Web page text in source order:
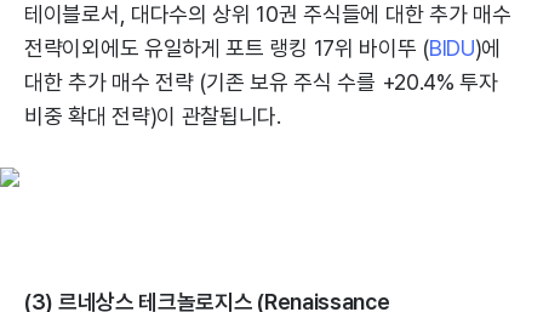
테이블로서, 대다수의 상위 10권 주식들에 대한 추가 매수
전략이외에도 유일하게 포트 랭킹 17위 바이뚜 (BIDU)에
대한 추가 매수 전략 (기존 보유 주식 수를 +20.4% 투자
비중 확대 전략)이 관찰됩니다.
(3) 르네상스 테크놀로지스 (Renaissance